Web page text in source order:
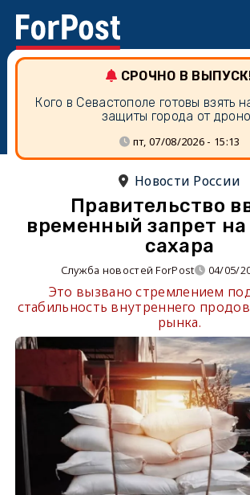
СРОЧНО В
Кого в Севастополе готовы взять
защиты города от
пт, 07/08/2026 - 15:13
Новости России
Правительство
временный запрет на
сахара
Служба новостей ForPost 04/05/
Это вызвано стремлением
стабильность внутреннего
рынка.